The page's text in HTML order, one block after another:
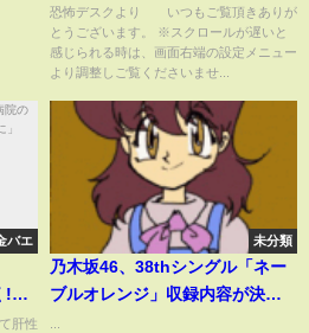
れた社にロウソクの炎のような
物が見えた。その夜、恐ろしい
光景を目のあたりにすること
恐怖デスクより いつもご覧頂きありが
とうございます。 ※スクロールが遅いと
感じられる時は、画面右端の設定メニュー
より調整しご覧くださいませ...
バエ
!
肝性
未分類
乃木坂46、38thシングル「ネー
ブルオレンジ」収録内容が決